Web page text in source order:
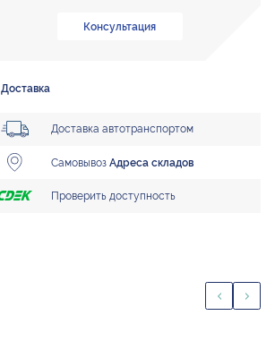
Консультация
Доставка
Доставка автотранспортом
СамовывозАдреса складов
Проверить доступность